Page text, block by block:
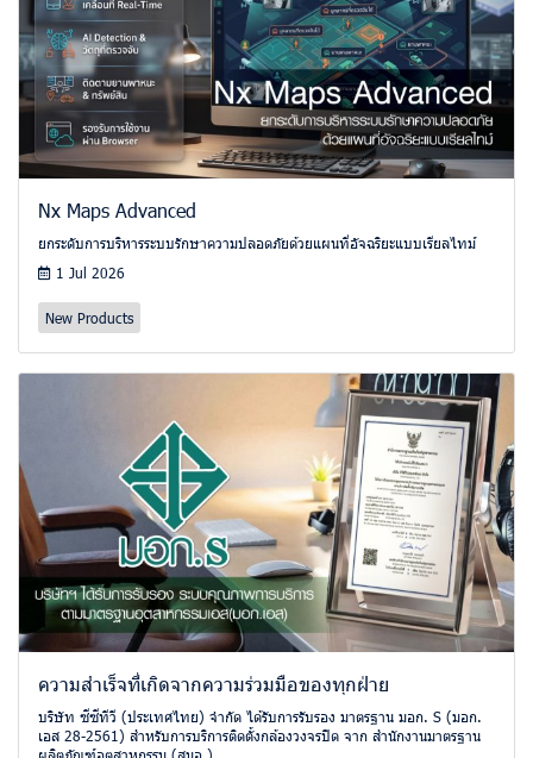
Nx Maps Advanced
ยกระดับการบริหารระบบรักษาความปลอดภัยด้วยแผนที่อัจฉริยะแบบเรียลไทม์
1 Jul 2026
New Products
ความสำเร็จที่เกิดจากความร่วมมือของทุกฝ่าย
บริษัท ซีซีทีวี (ประเทศไทย) จำกัด ได้รับการรับรอง มาตรฐาน มอก. S (มอก.
เอส 28-2561) สำหรับการบริการติดตั้งกล้องวงจรปิด จาก สำนักงานมาตรฐาน